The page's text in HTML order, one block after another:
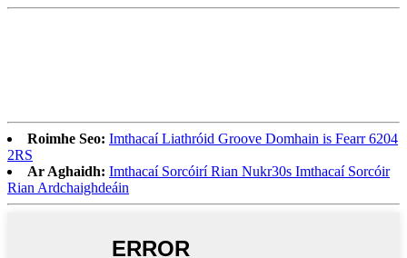
Roimhe Seo: Imthacaí Liathróid Groove Domhain is Fearr 6204
2RS
Ar Aghaidh: Imthacaí Sorcóirí Rian Nukr30s Imthacaí Sorcóir
Rian Ardchaighdeáin